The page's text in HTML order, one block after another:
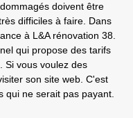
doivent être
difficiles à faire. Dans
à L&A rénovation 38.
qui propose des tarifs
Si vous voulez des
son site web. C'est
qui ne serait pas payant.